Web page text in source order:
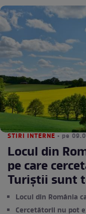
STIRI INTERNE • pe
Locul din
pe care
Turiștii sunt
Locul din România
Cercetătorii nu pot